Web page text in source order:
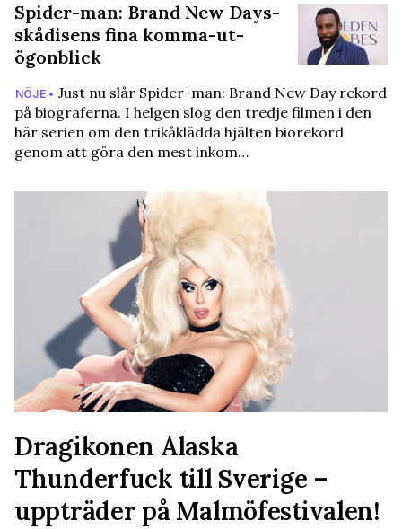
Spider-man: Brand New Days-
skådisens fina komma-ut-
ögonblick
NÖJE • Just nu slår Spider-man: Brand New Day rekord
på biograferna. I helgen slog den tredje filmen i den
här serien om den trikåklädda hjälten biorekord
genom att göra den mest inkom…
Dragikonen Alaska
Thunderfuck till Sverige –
uppträder på Malmöfestivalen!